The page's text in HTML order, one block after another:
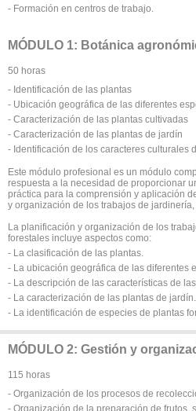
- Formación en centros de trabajo.
MÓDULO 1: Botánica
50 horas
- Identificación de las plantas
- Ubicación geográfica de las diferentes
- Caracterización de las plantas cultivadas
- Caracterización de las plantas de jardín
- Identificación de los caracteres culturales
Este módulo profesional es un módulo
respuesta a la necesidad de proporcionar
práctica para la comprensión y aplicación
y organización de los trabajos de
La planificación y organización de los
forestales incluye aspectos como:
- La clasificación de las plantas.
- La ubicación geográfica de las diferentes
- La descripción de las características de
- La caracterización de las plantas de jardín.
- La identificación de especies de plantas
MÓDULO 2: Gestión y
115 horas
- Organización de los procesos de
- Organización de la preparación de frutos,